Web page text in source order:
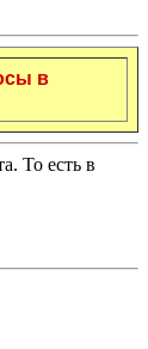
в
То есть в